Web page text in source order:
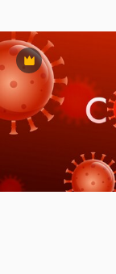
Premium